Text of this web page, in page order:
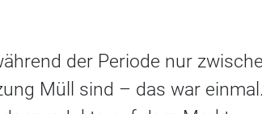
der Periode nur
Müll sind – das war